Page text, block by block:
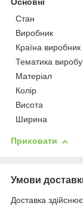
Основні
Стан
Виробник
Країна виробник
Тематика виробу
Матеріал
Колір
Висота
Ширина
Приховати
Умови
Доставка